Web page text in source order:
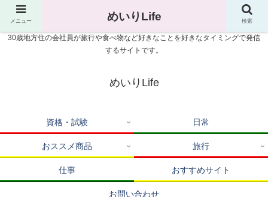
30歳地方住の会社員が旅行や食べ物など好きなことを好きなタイミングで発信
するサイトです。
めいりLife
資格・試験 日常
おススメ商品 旅行
仕事 おすすめサイト
お問い合わせ
メニュー めいりLife 検索